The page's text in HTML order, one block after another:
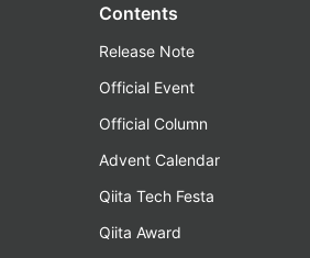
Contents
Release Note
Official Event
Official Column
Advent Calendar
Qiita Tech Festa
Qiita Award